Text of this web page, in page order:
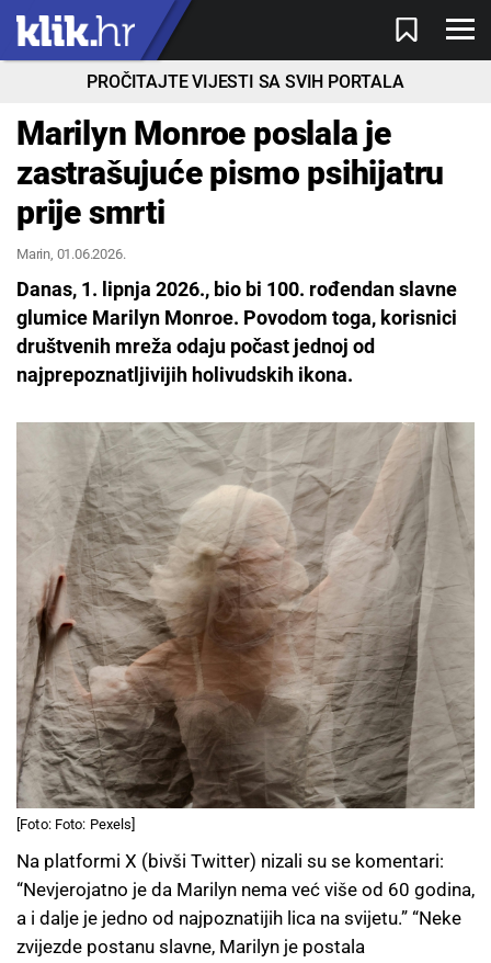
PROČITAJTE VIJESTI SA SVIH PORTALA
Marilyn Monroe poslala je
zastrašujuće pismo psihijatru
prije smrti
Marin, 01.06.2026.
Danas, 1. lipnja 2026., bio bi 100. rođendan slavne
glumice Marilyn Monroe. Povodom toga, korisnici
društvenih mreža odaju počast jednoj od
najprepoznatljivijih holivudskih ikona.
[Foto: Foto: Pexels]
Na platformi X (bivši Twitter) nizali su se komentari:
“Nevjerojatno je da Marilyn nema već više od 60 godina,
a i dalje je jedno od najpoznatijih lica na svijetu.” “Neke
zvijezde postanu slavne, Marilyn je postala